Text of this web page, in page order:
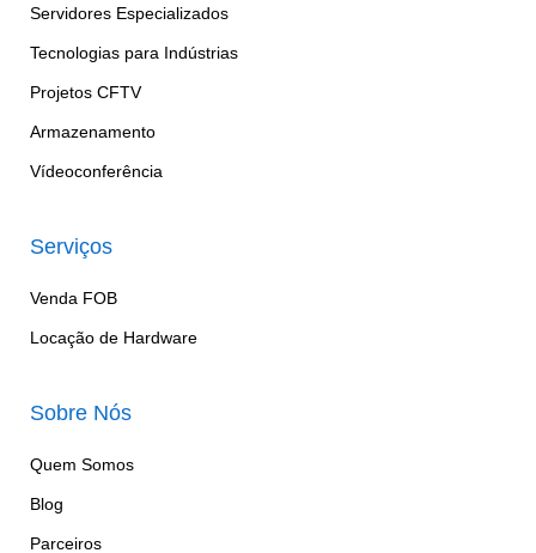
Servidores Especializados
Tecnologias para Indústrias
Projetos CFTV
Armazenamento
Vídeoconferência
Serviços
Venda FOB
Locação de Hardware
Sobre Nós
Quem Somos
Blog
Parceiros